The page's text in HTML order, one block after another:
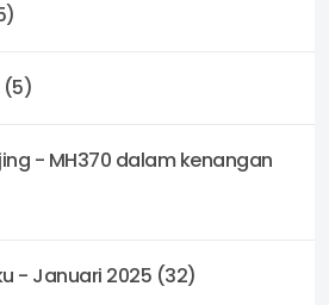
(5)
- MH370 dalam kenangan
- Januari 2025 (32)